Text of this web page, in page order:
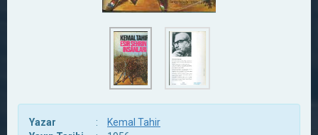
Yazar :
Kemal Tahir